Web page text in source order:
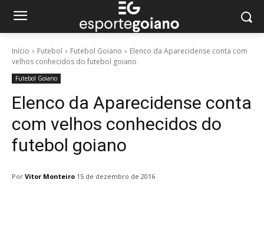
Início Futebol Futebol Goiano
Elenco da Aparecidense conta com
velhos conhecidos do futebol goiano
Futebol Goiano
Elenco da Aparecidense conta
com velhos conhecidos do
futebol goiano
Por Vitor Monteiro 15 de dezembro de 2016